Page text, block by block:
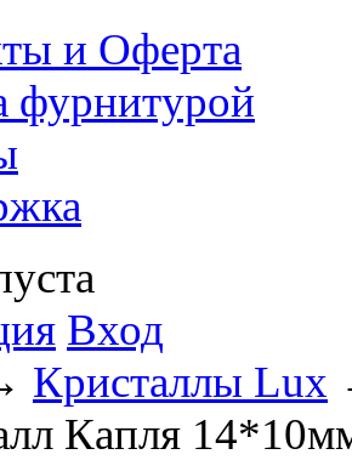
и Оферта
фурнитурой
Вход
Кристаллы Lux
Капля